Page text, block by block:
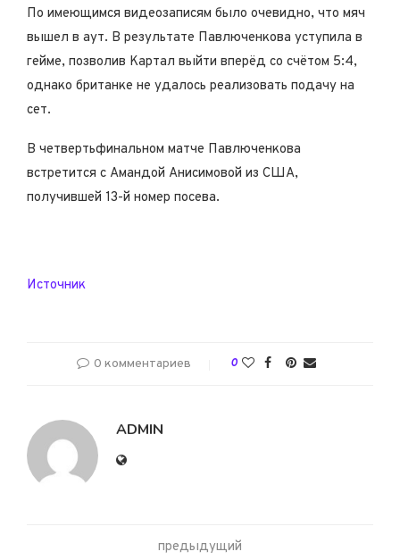
По имеющимся видеозаписям было очевидно, что мяч
вышел в аут. В результате Павлюченкова уступила в
гейме, позволив Картал выйти вперёд со счётом 5:4,
однако британке не удалось реализовать подачу на
сет.
В четвертьфинальном матче Павлюченкова
встретится с Амандой Анисимовой из США,
получившей 13-й номер посева.
Источник
0 комментариев 0
ADMIN
предыдущий